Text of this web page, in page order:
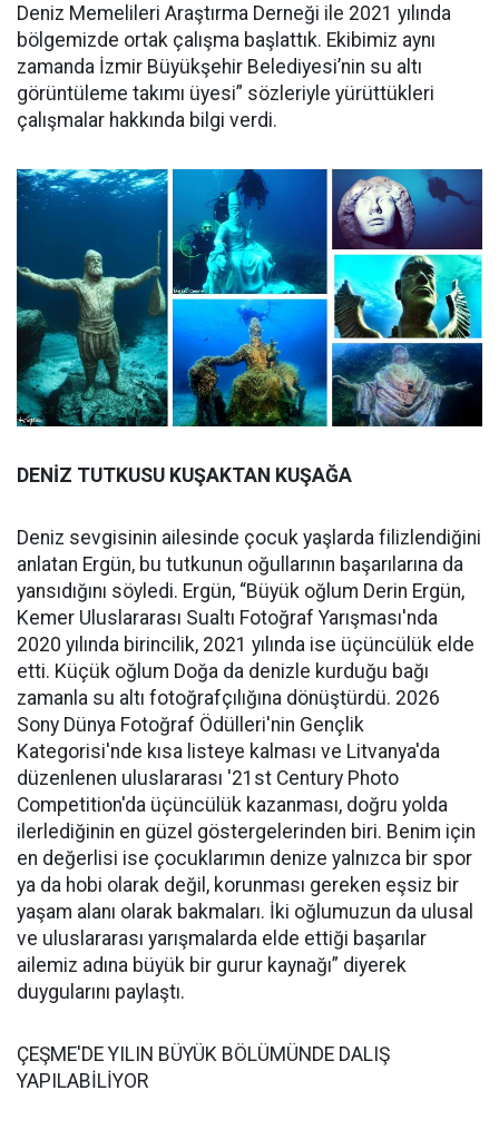
Deniz Memelileri Araştırma Derneği ile 2021 yılında
bölgemizde ortak çalışma başlattık. Ekibimiz aynı
zamanda İzmir Büyükşehir Belediyesi’nin su altı
görüntüleme takımı üyesi” sözleriyle yürüttükleri
çalışmalar hakkında bilgi verdi.
DENİZ TUTKUSU KUŞAKTAN KUŞAĞA
Deniz sevgisinin ailesinde çocuk yaşlarda filizlendiğini
anlatan Ergün, bu tutkunun oğullarının başarılarına da
yansıdığını söyledi. Ergün, “Büyük oğlum Derin Ergün,
Kemer Uluslararası Sualtı Fotoğraf Yarışması'nda
2020 yılında birincilik, 2021 yılında ise üçüncülük elde
etti. Küçük oğlum Doğa da denizle kurduğu bağı
zamanla su altı fotoğrafçılığına dönüştürdü. 2026
Sony Dünya Fotoğraf Ödülleri'nin Gençlik
Kategorisi'nde kısa listeye kalması ve Litvanya'da
düzenlenen uluslararası '21st Century Photo
Competition'da üçüncülük kazanması, doğru yolda
ilerlediğinin en güzel göstergelerinden biri. Benim için
en değerlisi ise çocuklarımın denize yalnızca bir spor
ya da hobi olarak değil, korunması gereken eşsiz bir
yaşam alanı olarak bakmaları. İki oğlumuzun da ulusal
ve uluslararası yarışmalarda elde ettiği başarılar
ailemiz adına büyük bir gurur kaynağı” diyerek
duygularını paylaştı.
ÇEŞME'DE YILIN BÜYÜK BÖLÜMÜNDE DALIŞ
YAPILABİLİYOR